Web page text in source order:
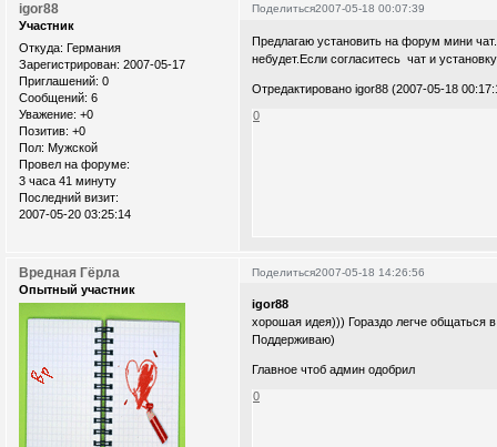
Поделиться2007-05-18 00:07:39
igor88
Участник
Откуда: Германия
Зарегистрирован: 2007-05-17
Приглашений: 0
Сообщений: 6
Уважение: +0
Позитив: +0
Пол: Мужской
Провел на форуме:
3 часа 41 минуту
Последний визит:
2007-05-20 03:25:14
Предлагаю установить на форум мини
небудет.Если согласитесь чат и
Отредактировано igor88 (2007-05-18
0
Поделиться2007-05-18 14:26:56
Вредная Гёрла
Опытный участник
igor88
хорошая идея))) Гораздо легче общаться
Поддерживаю)
Главное чтоб админ одобрил
0